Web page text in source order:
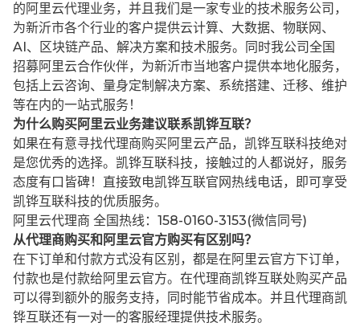
的阿里云代理业务，并且我们是一家专业的技术服务公司，
为新沂市各个行业的客户提供云计算、大数据、物联网、
AI、区块链产品、解决方案和技术服务。同时我公司全国
招募阿里云合作伙伴，为新沂市当地客户提供本地化服务，
包括上云咨询、量身定制解决方案、系统搭建、迁移、维护
等在内的一站式服务！
为什么购买阿里云业务建议联系凯铧互联？
如果在有意寻找代理商购买阿里云产品，凯铧互联科技绝对
是您优秀的选择。凯铧互联科技，接触过的人都说好，服务
态度有口皆碑！直接致电凯铧互联官网热线电话，即可享受
凯铧互联科技的优质服务。
阿里云代理商 全国热线：158-0160-3153(微信同号)
从代理商购买和阿里云官方购买有区别吗？
在下订单和付款方式没有区别，都是在阿里云官方下订单，
付款也是付款给阿里云官方。在代理商凯铧互联处购买产品
可以得到额外的服务支持，同时能节省成本。并且代理商凯
铧互联还有一对一的客服经理提供技术服务。